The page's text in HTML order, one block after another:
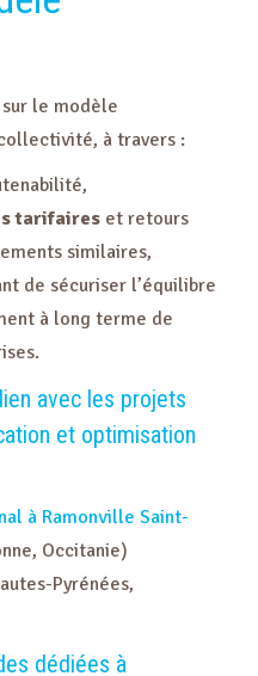
le modèle
à travers :
tarifaires et retours
similaires,
de sécuriser l’équilibre
à long terme de
avec les projets
et optimisation
à Ramonville Saint-
Occitanie)
Pyrénées,
dédiées à